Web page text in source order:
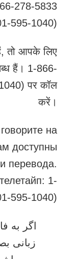
278-5833
595-1040).
तो आपके लिए
हैं। 1-866-
पर कॉल
करें।
на
доступны
перевода.
1-
595-1040).
اگر به
زبانی